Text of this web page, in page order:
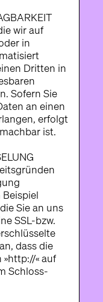
wir auf
in
Dritten in
Sofern Sie
an einen
erfolgt
ist.
Sie an uns
SSL-bzw.
dass die
« auf
Schloss-